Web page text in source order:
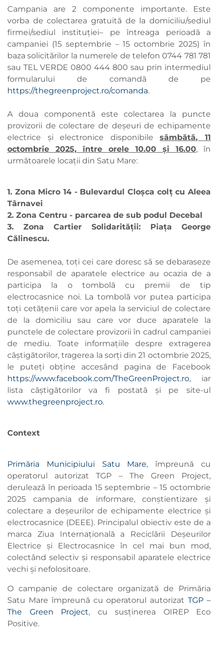
Campania are 2 componente importante. Este
vorba de colectarea gratuită de la domiciliu/sediul
firmei/sediul instituției– pe întreaga perioadă a
campaniei (15 septembrie – 15 octombrie 2025) în
baza solicitărilor la numerele de telefon 0744 781 781
sau TEL VERDE 0800 444 800 sau prin intermediul
formularului de comandă de pe
https://thegreenproject.ro/comanda.
A doua componentă este colectarea la puncte
provizorii de colectare de deșeuri de echipamente
electrice și electronice disponibilesâmbătă, 11
octombrie 2025, între orele 10.00 și 16.00, în
următoarele locații din Satu Mare:
1. Zona Micro 14 - Bulevardul Cloșca colț cu Aleea
Târnavei
2. Zona Centru - parcarea de sub podul Decebal
3. Zona Cartier Solidarității: Piața George
Călinescu.
De asemenea, toți cei care doresc să se debaraseze
responsabil de aparatele electrice au ocazia de a
participa la o tombolă cu premii de tip
electrocasnice noi. La tombolă vor putea participa
toți cetățenii care vor apela la serviciul de colectare
de la domiciliu sau care vor duce aparatele la
punctele de colectare provizorii în cadrul campaniei
de mediu. Toate informațiile despre extragerea
câștigătorilor, tragerea la sorți din 21 octombrie 2025,
le puteți obține accesând pagina de Facebook
https://www.facebook.com/TheGreenProject.ro, iar
lista câștigătorilor va fi postată și pe site-ul
www.thegreenproject.ro.
Context
Primăria Municipiului Satu Mare, împreună cu
operatorul autorizat TGP – The Green Project,
derulează în perioada 15 septembrie – 15 octombrie
2025 campania de informare, conștientizare și
colectare a deșeurilor de echipamente electrice și
electrocasnice (DEEE). Principalul obiectiv este de a
marca Ziua Internațională a Reciclării Deșeurilor
Electrice și Electrocasnice în cel mai bun mod,
colectând selectiv și responsabil aparatele electrice
vechi și nefolositoare.
O campanie de colectare organizată de Primăria
Satu Mare împreună cu operatorul autorizatTGP –
The Green Project, cu susținerea OIREP Eco
Positive.